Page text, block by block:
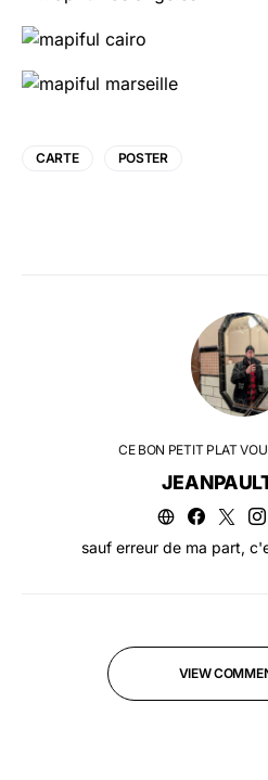
CARTE POSTER
CE BON PETIT PLAT
sauf erreur de ma part,
VIEW